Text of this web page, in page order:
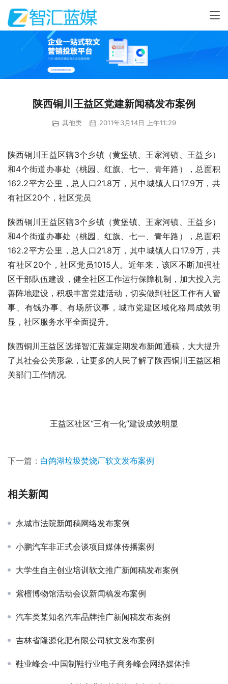
陕西铜川王益区党建新闻稿发布案例
其他类 2011年3月14日 上午11:29
陕西铜川王益区辖3个乡镇（黄堡镇、王家河镇、王益乡）
和4个街道办事处（桃园、红旗、七一、青年路），总面积
162.2平方公里，总人口21.8万，其中城镇人口17.9万，共
有社区20个，社区党员
陕西铜川王益区辖3个乡镇（黄堡镇、王家河镇、王益乡）
和4个街道办事处（桃园、红旗、七一、青年路），总面积
162.2平方公里，总人口21.8万，其中城镇人口17.9万，共
有社区20个，社区党员1015人。近年来，该区不断加强社
区干部队伍建设，健全社区工作运行保障机制，加大投入完
善阵地建设，积极丰富党建活动，切实做到社区工作有人管
事、有钱办事、有场所议事，城市党建区域化格局成效明
显，社区服务水平全面提升。
陕西铜川王益区选择智汇蓝媒定期发布新闻通稿，大大提升
了其社会公关形象，让更多的人民了解了陕西铜川王益区相
关部门工作情况.
王益区社区“三有一化”建设成效明显
下一篇： 白鸽湖垃圾焚烧厂软文发布案例
相关新闻
永城市法院新闻稿网络发布案例
小鹏汽车非正式会谈项目媒体传播案例
大学生自主创业培训软文推广新闻稿发布案例
紫檀博物馆活动会议新闻稿发布案例
汽车类某知名汽车品牌推广新闻稿发布案例
吉林省隆源化肥有限公司软文发布案例
鞋业峰会-中国制鞋行业电子商务峰会网络媒体推